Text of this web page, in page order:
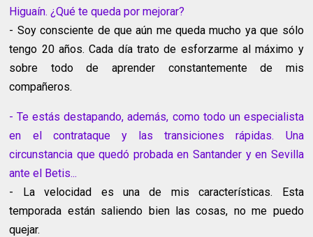
Higuaín. ¿Qué te queda por mejorar?
- Soy consciente de que aún me queda mucho ya que sólo
tengo 20 años. Cada día trato de esforzarme al máximo y
sobre todo de aprender constantemente de mis
compañeros.
- Te estás destapando, además, como todo un especialista
en el contrataque y las transiciones rápidas. Una
circunstancia que quedó probada en Santander y en Sevilla
ante el Betis...
- La velocidad es una de mis características. Esta
temporada están saliendo bien las cosas, no me puedo
quejar.